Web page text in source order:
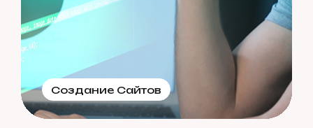
Создание Сайтов